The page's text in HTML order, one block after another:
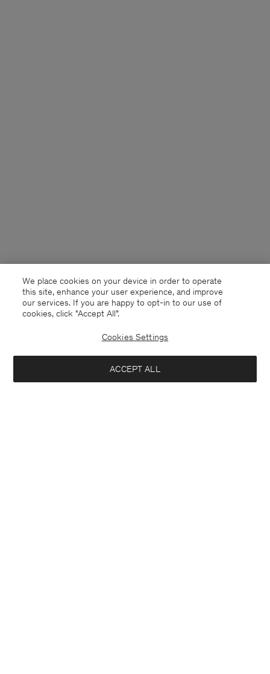
Netherlands Nederlands
We place cookies on your device in order to operate
this site, enhance your user experience, and improve
our services. If you are happy to opt-in to our use of
cookies, click "Accept All”.
Cookies Settings
ACCEPT ALL